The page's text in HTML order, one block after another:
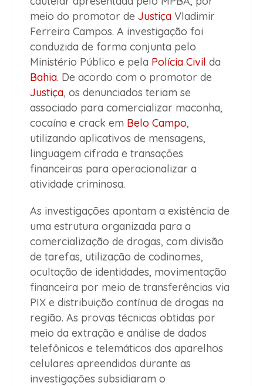
meio do promotor de Justiça Vladimir
Ferreira Campos. A investigação foi
conduzida de forma conjunta pelo
Ministério Público e pela Polícia Civil da
Bahia. De acordo com o promotor de
Justiça, os denunciados teriam se
associado para comercializar maconha,
cocaína e crack em Belo Campo,
utilizando aplicativos de mensagens,
linguagem cifrada e transações
financeiras para operacionalizar a
atividade criminosa.
As investigações apontam a existência de
uma estrutura organizada para a
comercialização de drogas, com divisão
de tarefas, utilização de codinomes,
ocultação de identidades, movimentação
financeira por meio de transferências via
PIX e distribuição contínua de drogas na
região. As provas técnicas obtidas por
meio da extração e análise de dados
telefônicos e telemáticos dos aparelhos
celulares apreendidos durante as
investigações subsidiaram o